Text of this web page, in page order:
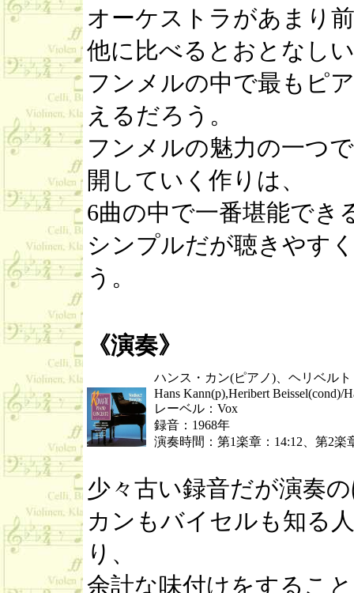
オーケストラがあまり
他に比べるとおとなし
フンメルの中で最もピ
えるだろう。
フンメルの魅力の一つ
開していく作りは、
6曲の中で一番堪能でき
シンプルだが聴きやす
う。
《演奏》
ハンス・カン(ピアノ)、ヘリベル
Hans Kann(p),Heribert Beissel(cond)/
レーベル：Vox
録音：1968年
演奏時間：第1楽章：14:12、第2楽
少々古い録音だが演奏
カンもバイセルも知る
り、
余計な味付けをするこ